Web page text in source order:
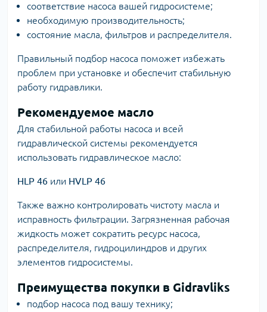
соответствие насоса вашей гидросистеме;
необходимую производительность;
состояние масла, фильтров и распределителя.
Правильный подбор насоса поможет избежать
проблем при установке и обеспечит стабильную
работу гидравлики.
Рекомендуемое масло
Для стабильной работы насоса и всей
гидравлической системы рекомендуется
использовать гидравлическое масло:
HLP 46 или HVLP 46
Также важно контролировать чистоту масла и
исправность фильтрации. Загрязненная рабочая
жидкость может сократить ресурс насоса,
распределителя, гидроцилиндров и других
элементов гидросистемы.
Преимущества покупки в Gidravliks
подбор насоса под вашу технику;